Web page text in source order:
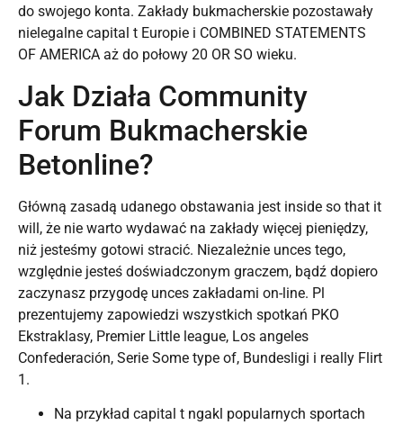
do swojego konta. Zakłady bukmacherskie pozostawały
nielegalne capital t Europie i COMBINED STATEMENTS
OF AMERICA aż do połowy 20 OR SO wieku.
Jak Działa Community
Forum Bukmacherskie
Betonline?
Główną zasadą udanego obstawania jest inside so that it
will, że nie warto wydawać na zakłady więcej pieniędzy,
niż jesteśmy gotowi stracić. Niezależnie unces tego,
względnie jesteś doświadczonym graczem, bądź dopiero
zaczynasz przygodę unces zakładami on-line. Pl
prezentujemy zapowiedzi wszystkich spotkań PKO
Ekstraklasy, Premier Little league, Los angeles
Confederación, Serie Some type of, Bundesligi i really Flirt
1.
Na przykład capital t ngakl popularnych sportach